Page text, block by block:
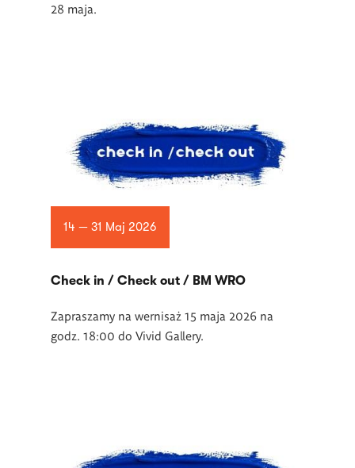
28 maja.
14 — 31 Maj 2026
Check in / Check out / BM WRO
Zapraszamy na wernisaż 15 maja 2026 na
godz. 18:00 do Vivid Gallery.